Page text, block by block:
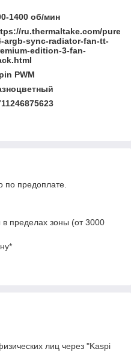
1400 об/мин
ru.thermaltake.com/pure-
argb-sync-radiator-fan-tt-
edition-3-fan-
PWM
по предоплате.
пределах зоны (от 3000
лиц через "Kaspi